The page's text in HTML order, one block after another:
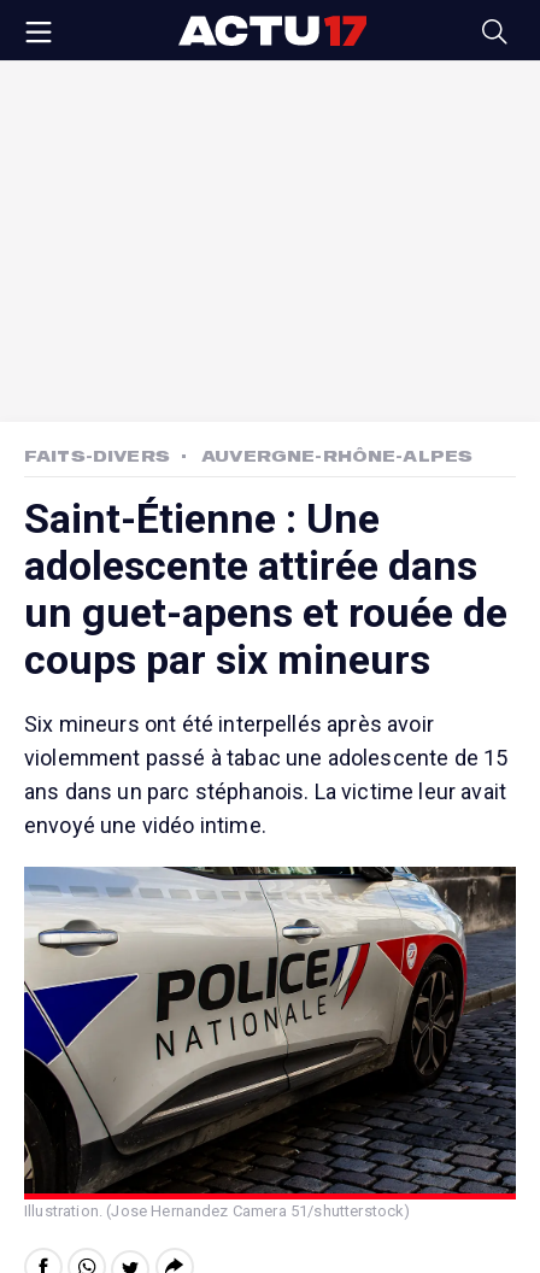
FAITS-DIVERS AUVERGNE-RHÔNE-ALPES
Saint-Étienne : Une
adolescente attirée dans
un guet-apens et rouée de
coups par six mineurs
Six mineurs ont été interpellés après avoir
violemment passé à tabac une adolescente de 15
ans dans un parc stéphanois. La victime leur avait
envoyé une vidéo intime.
Illustration. (Jose Hernandez Camera 51/shutterstock)